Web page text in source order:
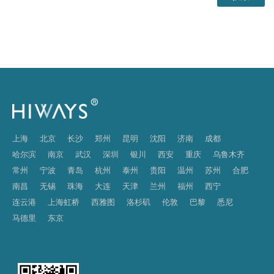
上海 北京 长沙 郑州 昆明 沈阳 济南
成都
哈尔滨
南京 武汉 深圳 银川 西安 重庆
乌鲁木齐
常州
宁波 青岛 杭州 泰州 贵阳 温州 苏州
合肥
南昌
无锡 珠海 大连 天津 兰州 福州
西宁
连云港
上海虹桥 西雅图 洛杉矶 伦敦 巴黎
悉尼
马德里
东京